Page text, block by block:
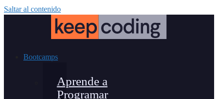
Saltar al contenido
Bootcamps
Aprende a
Programar